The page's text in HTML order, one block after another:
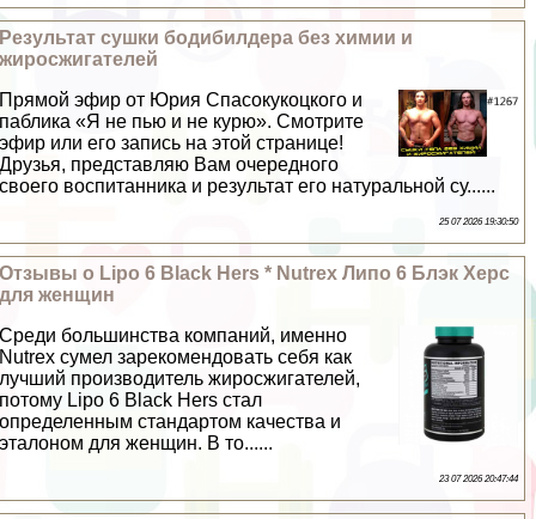
Результат сушки бодибилдера без химии и
жиросжигателей
Прямой эфир от Юрия Спасокукоцкого и
паблика «Я не пью и не курю». Смотрите
эфир или его запись на этой странице!
Друзья, представляю Вам очередного
своего воспитанника и результат его натуральной су......
25 07 2026 19:30:50
Отзывы о Lipo 6 Black Hers * Nutrex Липо 6 Блэк Херс
для женщин
Среди большинства компаний, именно
Nutrex сумел зарекомендовать себя как
лучший производитель жиросжигателей,
потому Lipo 6 Black Hers стал
определенным стандартом качества и
эталоном для женщин. В то......
23 07 2026 20:47:44